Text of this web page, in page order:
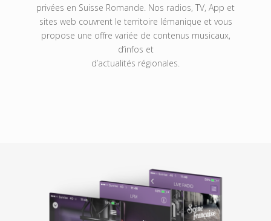
privées en Suisse Romande. Nos radios, TV, App et
sites web couvrent le territoire lémanique et vous
propose une offre variée de contenus musicaux,
d’infos et
d’actualités régionales.